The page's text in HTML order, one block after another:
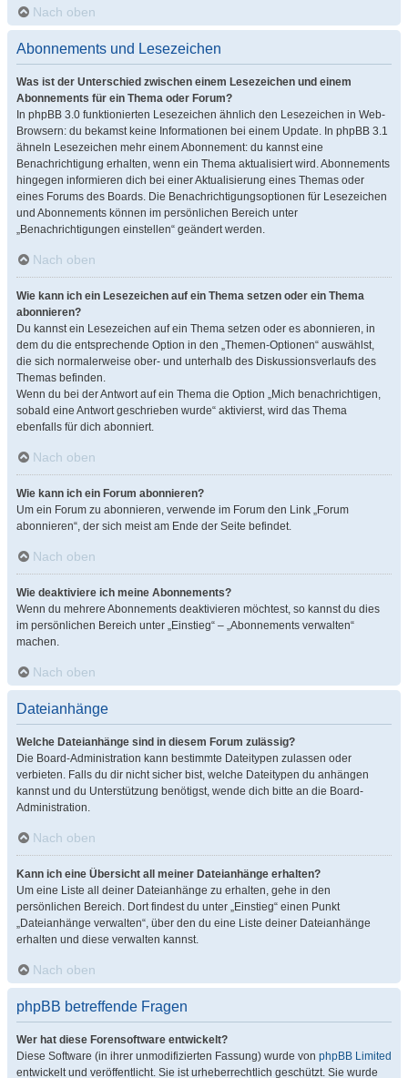
Nach oben
Abonnements und Lesezeichen
Was ist der Unterschied zwischen einem Lesezeichen und einem
Abonnements für ein Thema oder Forum?
In phpBB 3.0 funktionierten Lesezeichen ähnlich den Lesezeichen in Web-
Browsern: du bekamst keine Informationen bei einem Update. In phpBB 3.1
ähneln Lesezeichen mehr einem Abonnement: du kannst eine
Benachrichtigung erhalten, wenn ein Thema aktualisiert wird. Abonnements
hingegen informieren dich bei einer Aktualisierung eines Themas oder
eines Forums des Boards. Die Benachrichtigungsoptionen für Lesezeichen
und Abonnements können im persönlichen Bereich unter
„Benachrichtigungen einstellen“ geändert werden.
Nach oben
Wie kann ich ein Lesezeichen auf ein Thema setzen oder ein Thema
abonnieren?
Du kannst ein Lesezeichen auf ein Thema setzen oder es abonnieren, in
dem du die entsprechende Option in den „Themen-Optionen“ auswählst,
die sich normalerweise ober- und unterhalb des Diskussionsverlaufs des
Themas befinden.
Wenn du bei der Antwort auf ein Thema die Option „Mich benachrichtigen,
sobald eine Antwort geschrieben wurde“ aktivierst, wird das Thema
ebenfalls für dich abonniert.
Nach oben
Wie kann ich ein Forum abonnieren?
Um ein Forum zu abonnieren, verwende im Forum den Link „Forum
abonnieren“, der sich meist am Ende der Seite befindet.
Nach oben
Wie deaktiviere ich meine Abonnements?
Wenn du mehrere Abonnements deaktivieren möchtest, so kannst du dies
im persönlichen Bereich unter „Einstieg“ – „Abonnements verwalten“
machen.
Nach oben
Dateianhänge
Welche Dateianhänge sind in diesem Forum zulässig?
Die Board-Administration kann bestimmte Dateitypen zulassen oder
verbieten. Falls du dir nicht sicher bist, welche Dateitypen du anhängen
kannst und du Unterstützung benötigst, wende dich bitte an die Board-
Administration.
Nach oben
Kann ich eine Übersicht all meiner Dateianhänge erhalten?
Um eine Liste all deiner Dateianhänge zu erhalten, gehe in den
persönlichen Bereich. Dort findest du unter „Einstieg“ einen Punkt
„Dateianhänge verwalten“, über den du eine Liste deiner Dateianhänge
erhalten und diese verwalten kannst.
Nach oben
phpBB betreffende Fragen
Wer hat diese Forensoftware entwickelt?
Diese Software (in ihrer unmodifizierten Fassung) wurde von phpBB Limited
entwickelt und veröffentlicht. Sie ist urheberrechtlich geschützt. Sie wurde